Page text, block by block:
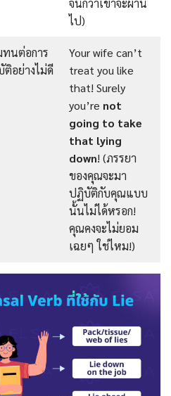
จนกว่าเขาจะผ่าน
ไป)
ทนต่อการ
อย่างไม่ดี
Your wife can’t
treat you like
that! Surely
you’re not
going to take
that lying
down! (ภรรยา
ของคุณจะมา
ปฏิบัติกับคุณแบบ
นั้นไม่ได้หรอก!
คุณคงจะไม่ยอม
เฉยๆ ใช่ไหม!)